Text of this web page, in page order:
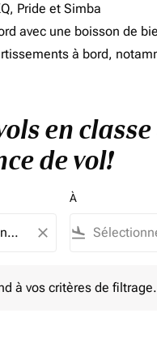
Pride et Simba
avec une boisson de
à bord,
en
de vol!
close
À
flight_land
à vos critères de